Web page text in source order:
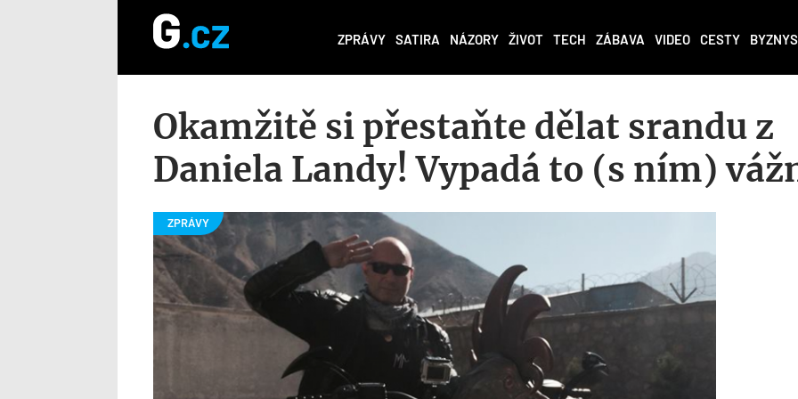
ZPRÁVY SATIRA NÁZORY ŽIVOT TECH ZÁBAVA VIDEO CESTY BYZNYS
Okamžitě si přestaňte dělat srandu z
Daniela Landy! Vypadá to (s ním)